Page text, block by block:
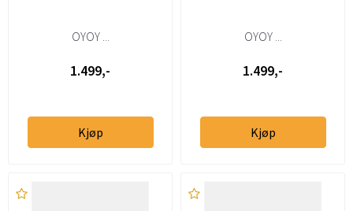
OYOY ...
1.499,-
Kjøp
OYOY ...
1.499,-
Kjøp